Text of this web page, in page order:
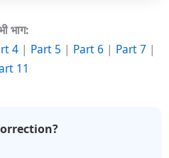
भाग:
4 | Part 5 | Part 6 | Part 7 |
11